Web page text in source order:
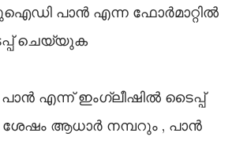
പാൻ എന്ന ഫോർമാറ്റിൽ
ചെയ്യുക
എന്ന് ഇംഗ്ലീഷിൽ ടൈപ്പ്
ആധാർ നമ്പറും , പാൻ